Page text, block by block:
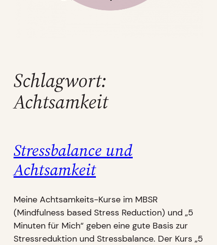
Schlagwort:
Achtsamkeit
Stressbalance und
Achtsamkeit
Meine Achtsamkeits-Kurse im MBSR
(Mindfulness based Stress Reduction) und „5
Minuten für Mich“ geben eine gute Basis zur
Stressreduktion und Stressbalance. Der Kurs „5